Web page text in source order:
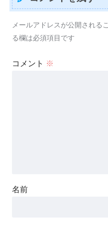
メールアドレスが公開される
る欄は必須項目です
コメント ※
名前